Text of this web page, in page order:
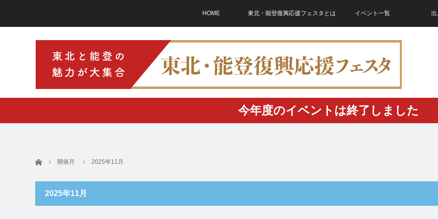
HOME 東北・能登復興応援フェスタとは イベント一覧
今年度のイベントは終了しました
ホーム 開催月 2025年11月
2025年11月